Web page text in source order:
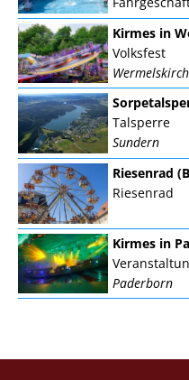
Kirmes in
Volksfest
Talsperre
Sundern
Riesenrad
Riesenrad
Kirmes in
Paderborn